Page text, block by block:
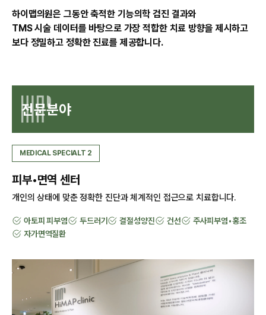
9
0
3
4
5
4
5
8
9
0
5
6
9
0
1
6
7
0
1
2
5
6
0
1
7
8
9
1
2
3
4
5
2
3
4
6
7
8
9
0
1
2
3
5
6
7
8
9
1
2
3
5
6
8
9
5
6
7
9
0
2
3
하이맵의원은 그동안 축적한 기능의학 검진 결과와
TMS 시술 데이터를 바탕으로 가장 적합한 치료 방향을 제시하고
보다 정밀하고 정확한 진료를 제공합니다.
전문분야
MEDICAL SPECIALT 2
피부•면역 센터
개인의 상태에 맞춘 정확한 진단과 체계적인 접근으로 치료합니다.
아토피 피부염 두드러기 결절성양진 건선
주사피부염•홍조
자가면역질환